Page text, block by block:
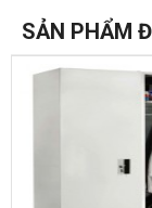
SẢN PHẨM